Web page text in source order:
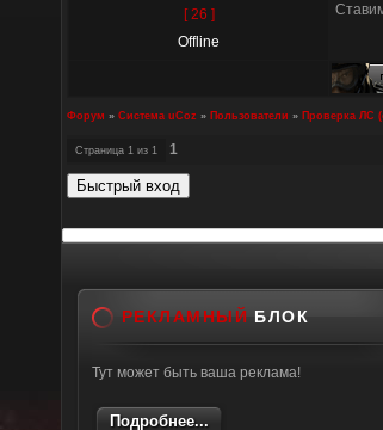
[ 26 ]
Offline
Форум » Система uCoz » Пользователи » Проверка ЛС
Страница 1 из 1
1
РЕКЛАМНЫЙ БЛОК
Тут может быть ваша реклама!
Подробнее...